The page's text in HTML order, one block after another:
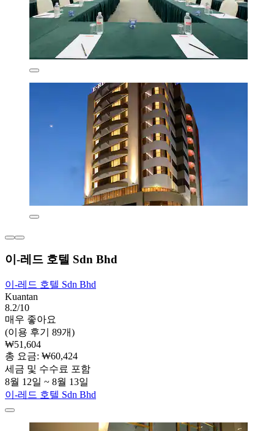
이-레드 호텔 Sdn Bhd
이-레드 호텔 Sdn Bhd
Kuantan
8.2/10
매우 좋아요
(이용 후기 89개)
₩51,604
총 요금: ₩60,424
세금 및 수수료 포함
8월 12일 ~ 8월 13일
이-레드 호텔 Sdn Bhd